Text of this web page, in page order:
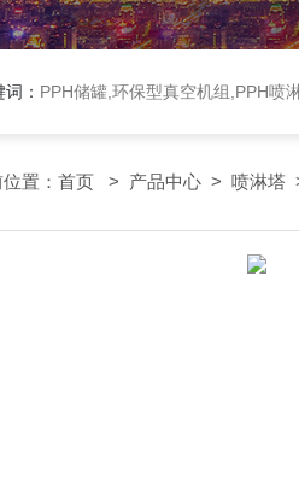
： PPH储罐,环保型真空机组,PPH喷
置： 首页 > 产品中心 > 喷淋塔